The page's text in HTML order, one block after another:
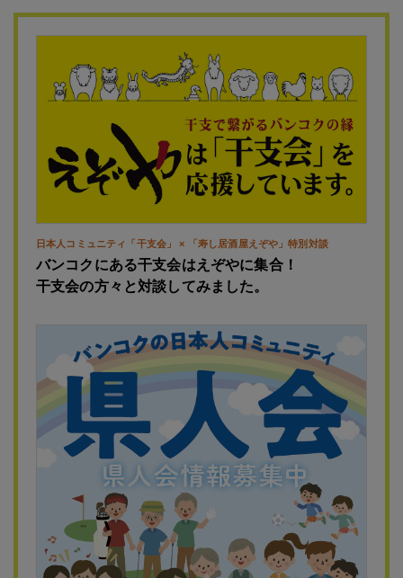
日本人コミュニティ「干支会」 × 「寿し居酒屋えぞや」特別対談
バンコクにある干支会はえぞやに集合！
干支会の方々と対談してみました。